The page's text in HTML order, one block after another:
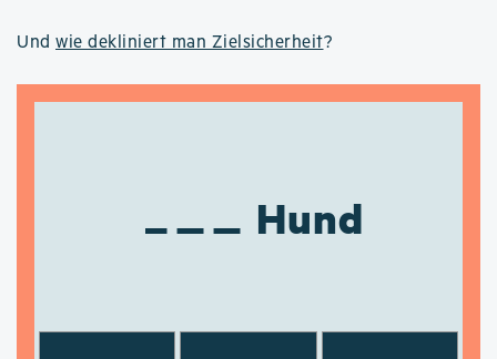
Und wie dekliniert man Zielsicherheit?
Hund